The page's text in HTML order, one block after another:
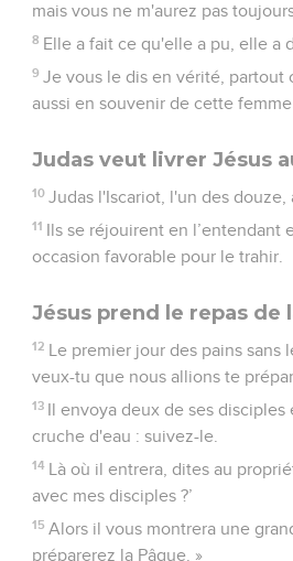
mais vous ne m'aurez pas
8 Elle a fait ce qu'elle a pu, elle a
9 Je vous le dis en vérité, partout
aussi en souvenir de cette
Judas veut livrer Jésus
10 Judas l'Iscariot, l'un des douze,
11 Ils se réjouirent en l’entendant
occasion favorable pour le trahir.
Jésus prend le repas de
12 Le premier jour des pains sans
veux-tu que nous allions te
13 Il envoya deux de ses
cruche d'eau : suivez-le.
14 Là où il entrera, dites au
avec mes disciples ?’
15 Alors il vous montrera une
préparerez la Pâque. »